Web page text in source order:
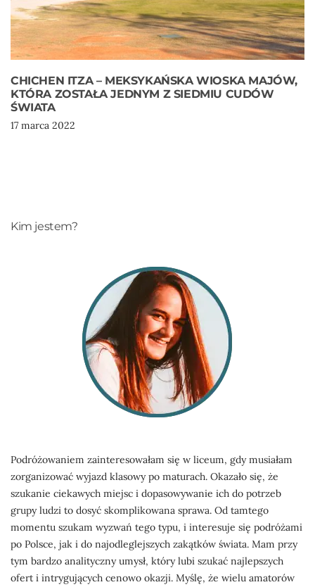
CHICHEN ITZA – MEKSYKAŃSKA WIOSKA MAJÓW,
KTÓRA ZOSTAŁA JEDNYM Z SIEDMIU CUDÓW
ŚWIATA
17 marca 2022
Kim jestem?
Podróżowaniem zainteresowałam się w liceum, gdy musiałam
zorganizować wyjazd klasowy po maturach. Okazało się, że
szukanie ciekawych miejsc i dopasowywanie ich do potrzeb
grupy ludzi to dosyć skomplikowana sprawa. Od tamtego
momentu szukam wyzwań tego typu, i interesuje się podróżami
po Polsce, jak i do najodleglejszych zakątków świata. Mam przy
tym bardzo analityczny umysł, który lubi szukać najlepszych
ofert i intrygujących cenowo okazji. Myślę, że wielu amatorów